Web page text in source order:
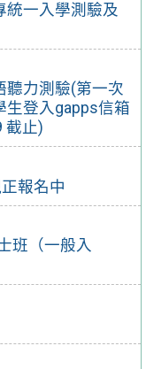
統一入學測驗及
聽力測驗(第一次
生登入gapps信箱
截止)
報名中
班（一般入